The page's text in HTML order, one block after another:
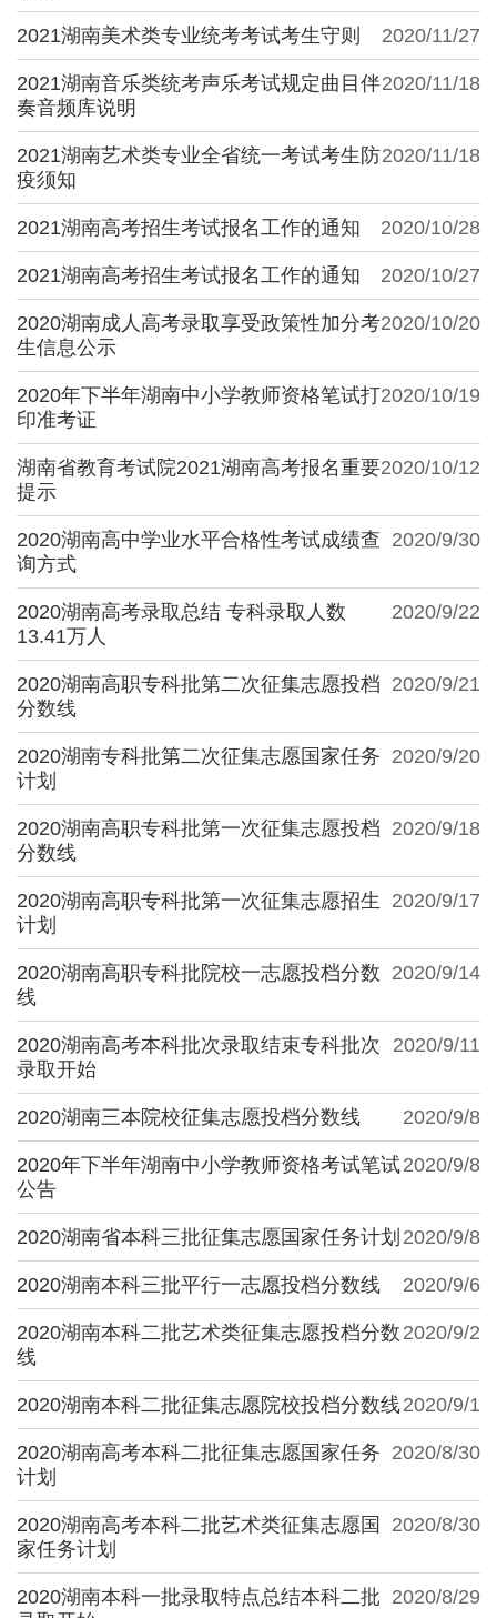
2020/11/27
2021湖南美术类专业统考考试考生守则
2020/11/18
2021湖南音乐类统考声乐考试规定曲目伴
奏音频库说明
2020/11/18
2021湖南艺术类专业全省统一考试考生防
疫须知
2020/10/28
2021湖南高考招生考试报名工作的通知
2020/10/27
2021湖南高考招生考试报名工作的通知
2020/10/20
2020湖南成人高考录取享受政策性加分考
生信息公示
2020/10/19
2020年下半年湖南中小学教师资格笔试打
印准考证
2020/10/12
湖南省教育考试院2021湖南高考报名重要
提示
2020/9/30
2020湖南高中学业水平合格性考试成绩查
询方式
2020/9/22
2020湖南高考录取总结 专科录取人数
13.41万人
2020/9/21
2020湖南高职专科批第二次征集志愿投档
分数线
2020/9/20
2020湖南专科批第二次征集志愿国家任务
计划
2020/9/18
2020湖南高职专科批第一次征集志愿投档
分数线
2020/9/17
2020湖南高职专科批第一次征集志愿招生
计划
2020/9/14
2020湖南高职专科批院校一志愿投档分数
线
2020/9/11
2020湖南高考本科批次录取结束专科批次
录取开始
2020/9/8
2020湖南三本院校征集志愿投档分数线
2020/9/8
2020年下半年湖南中小学教师资格考试笔试
公告
2020/9/8
2020湖南省本科三批征集志愿国家任务计划
2020/9/6
2020湖南本科三批平行一志愿投档分数线
2020/9/2
2020湖南本科二批艺术类征集志愿投档分数
线
2020/9/1
2020湖南本科二批征集志愿院校投档分数线
2020/8/30
2020湖南高考本科二批征集志愿国家任务
计划
2020/8/30
2020湖南高考本科二批艺术类征集志愿国
家任务计划
2020/8/29
2020湖南本科一批录取特点总结本科二批